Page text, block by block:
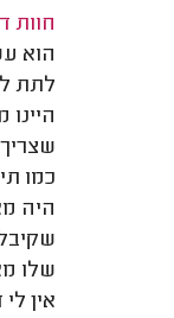
חוות
הוא
לתת
כמו
שלו
אין